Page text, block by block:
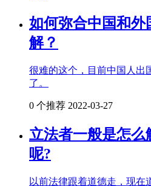
如何弥合中国和外
解？
很难的这个，目前中国人出
了。
0 个推荐 2022-03-27
立法者一般是怎么
呢?
以前法律跟着道德走，现在